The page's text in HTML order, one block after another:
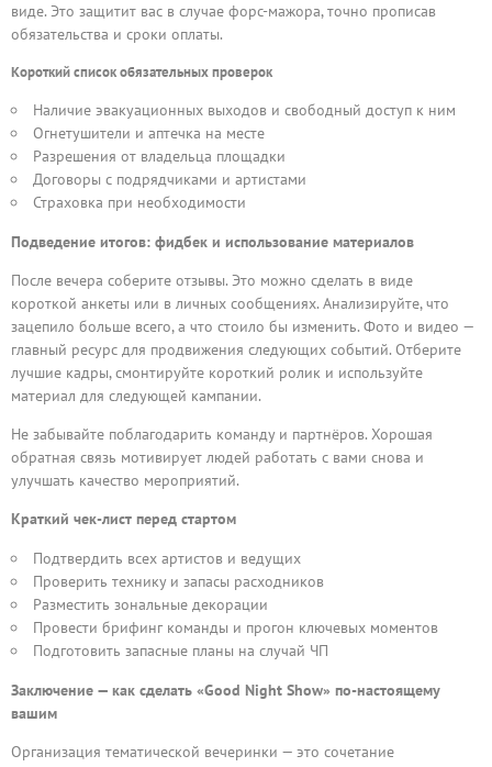
виде. Это защитит вас в случае форс-мажора, точно прописав
обязательства и сроки оплаты.
Короткий список обязательных проверок
Наличие эвакуационных выходов и свободный доступ к ним
Огнетушители и аптечка на месте
Разрешения от владельца площадки
Договоры с подрядчиками и артиcтами
Страховка при необходимости
Подведение итогов: фидбек и использование материалов
После вечера соберите отзывы. Это можно сделать в виде
короткой анкеты или в личных сообщениях. Анализируйте, что
зацепило больше всего, а что стоило бы изменить. Фото и видео —
главный ресурс для продвижения следующих событий. Отберите
лучшие кадры, смонтируйте короткий ролик и используйте
материал для следующей кампании.
Не забывайте поблагодарить команду и партнёров. Хорошая
обратная связь мотивирует людей работать с вами снова и
улучшать качество мероприятий.
Краткий чек-лист перед стартом
Подтвердить всех артистов и ведущих
Проверить технику и запасы расходников
Разместить зональные декорации
Провести брифинг команды и прогон ключевых моментов
Подготовить запасные планы на случай ЧП
Заключение — как сделать «Good Night Show» по-настоящему
вашим
Организация тематической вечеринки — это сочетание